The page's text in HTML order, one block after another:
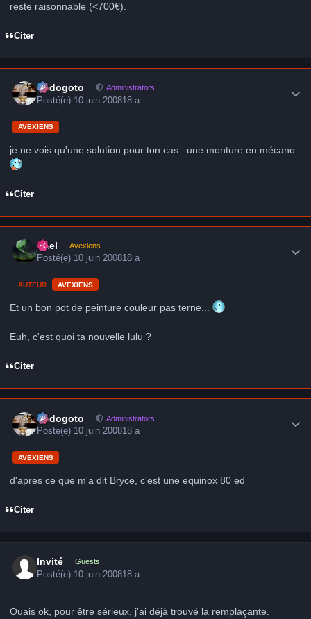
reste raisonnable (<700€).
Citer
frédogoto Administrators
Posté(e) 10 juin 200818 a
AVEXIENS
je ne vois qu'une solution pour ton cas : une monture en mécano
Citer
Axel Avexiens
Posté(e) 10 juin 200818 a
AUTEUR AVEXIENS
Et un bon pot de peinture couleur pas terne...
Euh, c'est quoi ta nouvelle lulu ?
Citer
frédogoto Administrators
Posté(e) 10 juin 200818 a
AVEXIENS
d'apres ce que m'a dit Bryce, c'est une equinox 80 ed
Citer
Invité Guests
Posté(e) 10 juin 200818 a
Ouais ok, pour être sérieux, j'ai déjà trouvé la remplaçante.